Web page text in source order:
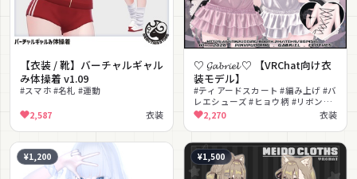
【衣装 / 靴】バーチャルギャル
み体操着 v1.09
#スマホ #名札 #運動
2,587 衣装
♡ 𝓖𝓪𝓫𝓻𝓲𝓮𝓵 ♡ 【VRChat向け衣
装モデル】
#ティアードスカート #編み上げ #バ
レエシューズ #ヒョウ柄 #リボンピ
アス #マットキャップ
2,270 衣装
¥1,200 ¥1,500